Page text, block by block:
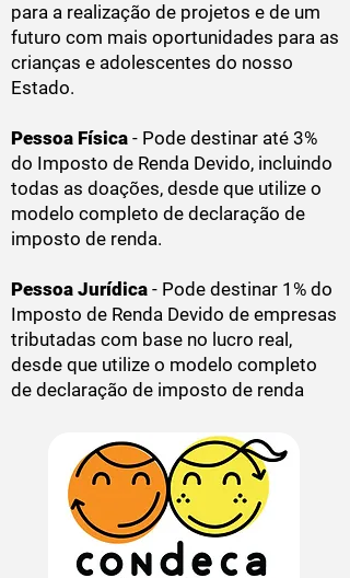
para a realização de projetos e de um
futuro com mais oportunidades para as
crianças e adolescentes do nosso
Estado.
Pessoa Física - Pode destinar até 3%
do Imposto de Renda Devido, incluindo
todas as doações, desde que utilize o
modelo completo de declaração de
imposto de renda.
Pessoa Jurídica - Pode destinar 1% do
Imposto de Renda Devido de empresas
tributadas com base no lucro real,
desde que utilize o modelo completo
de declaração de imposto de renda